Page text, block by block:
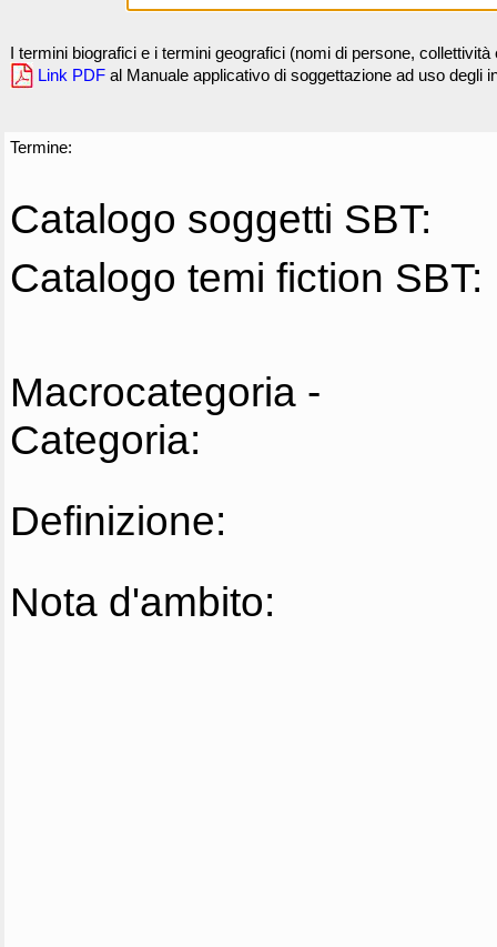
I termini biografici e i termini geografici (nomi di persone,
Link PDF al Manuale applicativo di soggettazione ad uso degli
Termine:
Catalogo soggetti SBT:
Catalogo temi fiction SBT:
Macrocategoria -
Categoria:
Definizione:
Nota d'ambito: